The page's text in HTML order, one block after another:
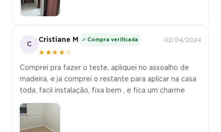
C
Cristiane M ✓ Compra verificada
★★★★☆
02/04/2024
Comprei pra fazer o teste, apliquei no assoalho de
madeira, e ja comprei o restante para aplicar na casa
toda, facil instalação, fixa bem , e fica um charme